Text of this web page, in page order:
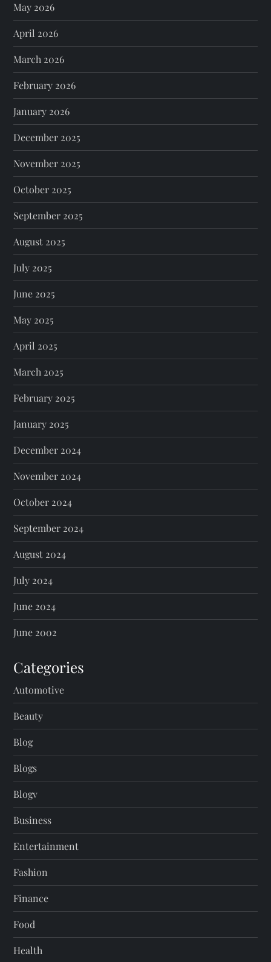
May 2026
April 2026
March 2026
February 2026
January 2026
December 2025
November 2025
October 2025
September 2025
August 2025
July 2025
June 2025
May 2025
April 2025
March 2025
February 2025
January 2025
December 2024
November 2024
October 2024
September 2024
August 2024
July 2024
June 2024
June 2002
Categories
Automotive
Beauty
Blog
Blogs
Blogv
Business
Entertainment
Fashion
Finance
Food
Health